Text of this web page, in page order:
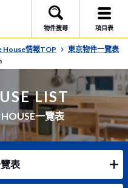
物件搜尋 項目表
House情報TOP
東京物件一覽表
LIST
一覽表
表